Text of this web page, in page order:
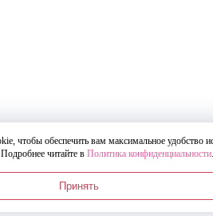
чтобы обеспечить вам максимальное удобство
читайте в Политика конфиденциальности.
Принять